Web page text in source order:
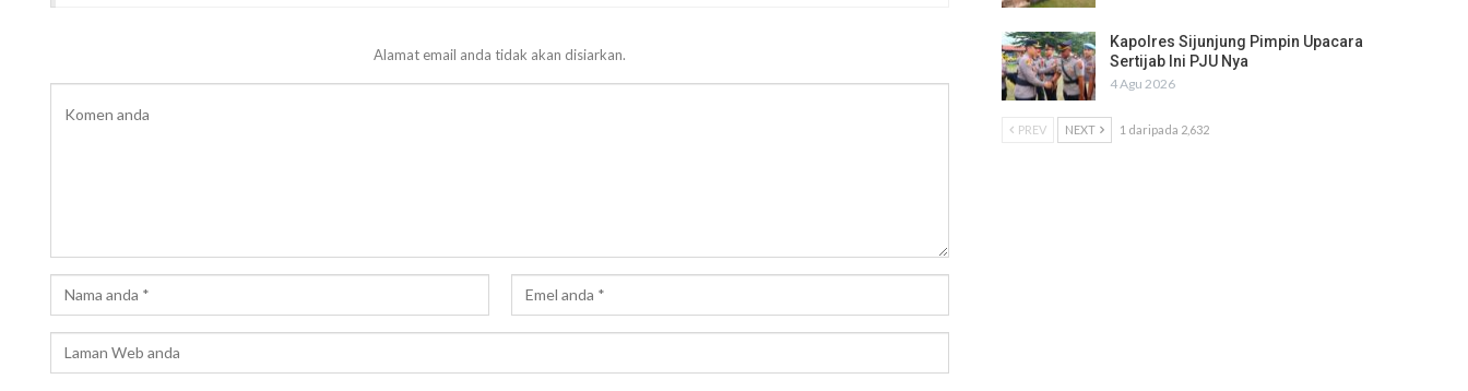
Alamat email anda tidak akan disiarkan.
Kapolres Sijunjung Pimpin Upacara
Sertijab Ini PJU Nya
4 Agu 2026
PREV NEXT 1 daripada 2,632